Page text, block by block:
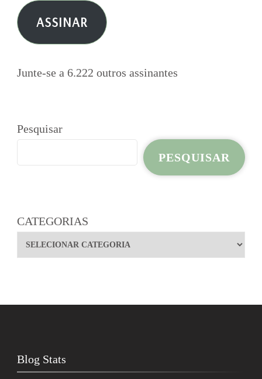
e-
mail ASSINAR
Junte-se a 6.222 outros assinantes
Pesquisar
PESQUISAR
CATEGORIAS
Blog Stats